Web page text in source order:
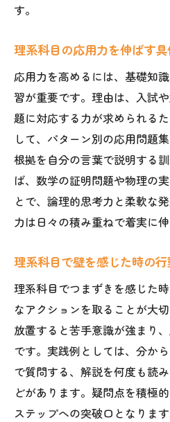
理系科目が苦手な人にお
理系科目の苦手克
理系科目が苦手で
理系科目の苦手意
理系科目が苦手な
理系科目の質問を
仲間と理系科目を学
部活動と両立できる理系
理系科目を短時間で
部活動後でも続け
理系科目はスキマ
理系科目学習と部
部活と両立するた
理系科目成績向上のた
理系科目の成績が
す。
理系科目の応用力を伸ばす
応用力を高めるには、基礎知
習が重要です。理由は、入試
題に対応する力が求められる
して、パターン別の応用問題
根拠を自分の言葉で説明する
ば、数学の証明問題や物理の
とで、論理的思考力と柔軟な
力は日々の積み重ねで着実に伸
理系科目で壁を感じた時の
理系科目でつまずきを感じた
なアクションを取ることが大
放置すると苦手意識が強まり
です。実践例としては、分か
で質問する、解説を何度も読
どがあります。疑問点を積極
ステップへの突破口となります